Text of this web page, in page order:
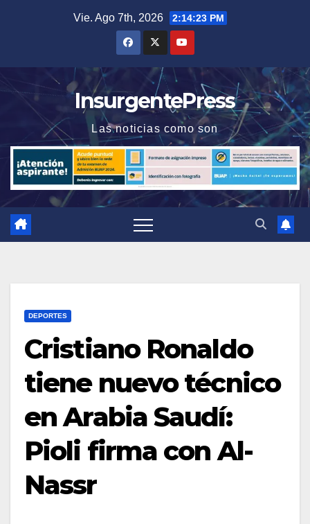
Vie. Ago 7th, 2026 2:14:23 PM
InsurgentePress
Las noticias como son
DEPORTES
Cristiano Ronaldo
tiene nuevo técnico
en Arabia Saudí:
Pioli firma con Al-
Nassr